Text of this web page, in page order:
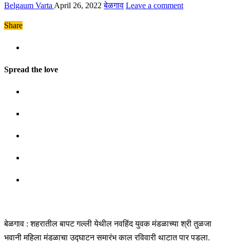
Belgaum Varta April 26, 2022 बेळगाव Leave a comment
Share
Spread the love
बेळगाव : शहरातील बापट गल्ली येथील नवहिंद युवक मंडळाच्या श्री तुळजा
भवानी महिला मंडळाचा उद्घाटन समारंभ काल रविवारी थाटात पार पडला.